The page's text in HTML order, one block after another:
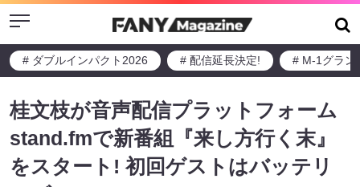
Menu
# ダブルインパクト2026 # 配信延長決定! # M-1グラン
桂文枝が音声配信プラットフォーム
stand.fmで新番組『来し方行く末』
をスタート! 初回ゲストはバッテリ